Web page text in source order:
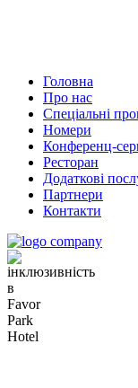
Головна
Про нас
Спеціальні
Номери
Конференц-
Ресторан
Додаткові
Партнери
Контакти